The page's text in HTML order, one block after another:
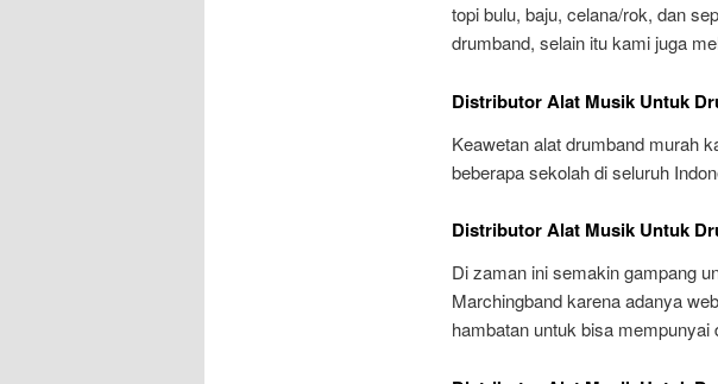
topi bulu, baju, celana/rok, dan
drumband, selain itu kami juga
Distributor Alat Musik Untuk
Keawetan alat drumband murah
beberapa sekolah di seluruh
Distributor Alat Musik Untuk
Di zaman ini semakin gampang
Marchingband karena adanya
hambatan untuk bisa mempunyai